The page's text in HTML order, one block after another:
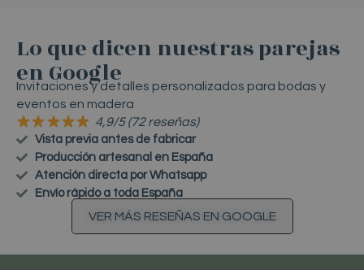
Lo que dicen nuestras parejas
en Google
Invitaciones y detalles personalizados para bodas y
eventos en madera
4,9/5 (72 reseñas)
Vista previa antes de fabricar
Producción artesanal en España
Atención directa por Whatsapp
Envío rápido a toda España
VER MÁS RESEÑAS EN GOOGLE